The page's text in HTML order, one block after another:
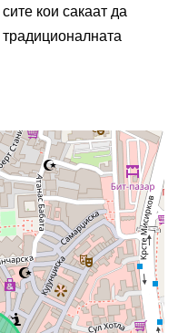
кои сакаат да